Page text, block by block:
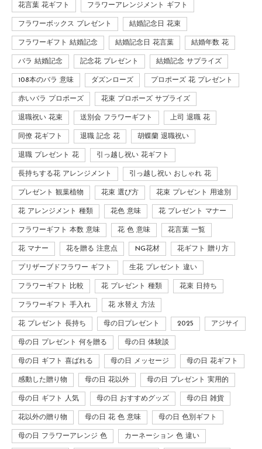
花言葉 花ギフト フラワーアレンジメント ギフト
フラワーボックス プレゼント 結婚記念日 花束
フラワーギフト 結婚記念 結婚記念日 花言葉 結婚年数 花
バラ 結婚記念 記念花 プレゼント 結婚記念 サプライズ
108本のバラ 意味 ダズンローズ プロポーズ 花 プレゼント
赤いバラ プロポーズ 花束 プロポーズ サプライズ
退職祝い 花束 送別会 フラワーギフト 上司 退職 花
同僚 花ギフト 退職 記念 花 胡蝶蘭 退職祝い
退職 プレゼント 花 引っ越し祝い 花ギフト
長持ちする花 アレンジメント 引っ越し祝い おしゃれ 花
プレゼント 観葉植物 花束 選び方 花束 プレゼント 用途別
花 アレンジメント 種類 花色 意味 花 プレゼント マナー
フラワーギフト 本数 意味 花 色 意味 花言葉 一覧
花 マナー 花を贈る 注意点 NG花材 花ギフト 贈り方
プリザーブドフラワー ギフト 生花 プレゼント 違い
フラワーギフト 比較 花 プレゼント 種類 花束 日持ち
フラワーギフト 手入れ 花 水替え 方法
花 プレゼント 長持ち 母の日プレゼント 2025 アジサイ
母の日 プレゼント 何を贈る 母の日 体験談
母の日 ギフト 喜ばれる 母の日 メッセージ 母の日 花ギフト
感動した贈り物 母の日 花以外 母の日 プレゼント 実用的
母の日 ギフト 人気 母の日 おすすめグッズ 母の日 雑貨
花以外の贈り物 母の日 花 色 意味 母の日 色別ギフト
母の日 フラワーアレンジ 色 カーネーション 色 違い